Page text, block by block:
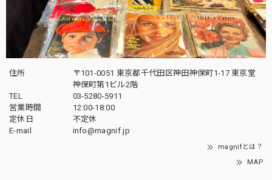
住所
〒101-0051 東京都千代田区神田神保町1-17 東京堂
神保町第1ビル2階
TEL
03-5280-5911
営業時間
12:00-18:00
定休日
不定休
E-mail
info@magnif.jp
magnifとは？
MAP